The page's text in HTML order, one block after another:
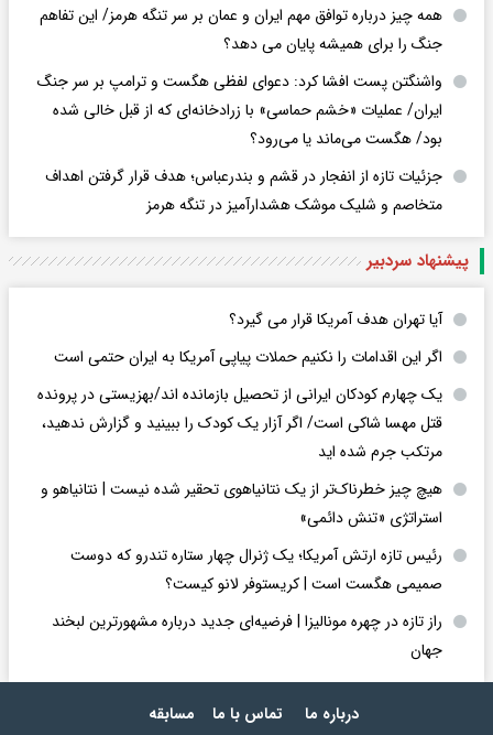
همه چیز درباره توافق مهم ایران و عمان بر سر تنگه هرمز/ این تفاهم
جنگ را برای همیشه پایان می دهد؟
واشنگتن پست افشا کرد: دعوای لفظی هگست و ترامپ بر سر جنگ
ایران/ عملیات «خشم حماسی» با زرادخانه‌ای که از قبل خالی شده
بود/ هگست می‌ماند یا می‌رود؟
جزئیات تازه از انفجار در قشم و بندرعباس؛ هدف قرار گرفتن اهداف
متخاصم و شلیک موشک هشدارآمیز در تنگه هرمز
پیشنهاد سردبیر
آیا تهران هدف آمریکا قرار می گیرد؟
اگر این اقدامات را نکنیم حملات پیاپی آمریکا به ایران حتمی است
یک چهارم کودکان ایرانی از تحصیل بازمانده اند/بهزیستی در پرونده
قتل مهسا شاکی است/ اگر آزار یک کودک را ببینید و گزارش ندهید،
مرتکب جرم شده اید
هیچ چیز خطرناک‌تر از یک نتانیاهوی تحقیر شده نیست | نتانیاهو و
استراتژی «تنش دائمی»
رئیس تازه ارتش آمریکا؛ یک ژنرال چهار ستاره تندرو که دوست
صمیمی هگست است | کریستوفر لانو کیست؟
راز تازه در چهره مونالیزا | فرضیه‌ای جدید درباره مشهورترین لبخند
جهان
درباره ما تماس با ما مسابقه